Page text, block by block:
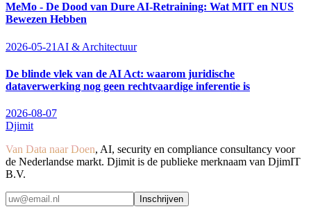
MeMo - De Dood van Dure AI-Retraining: Wat MIT en NUS
Bewezen Hebben
2026-05-21 AI & Architectuur
De blinde vlek van de AI Act: waarom juridische
dataverwerking nog geen rechtvaardige inferentie is
2026-08-07
Djimit
Van Data naar Doen, AI, security en compliance consultancy voor
de Nederlandse markt. Djimit is de publieke merknaam van DjimIT
B.V.
Inschrijven